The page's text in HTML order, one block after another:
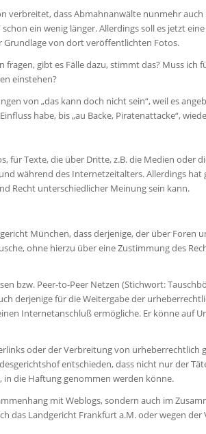
verbreitet, dass Abmahnanwälte nunmehr
ein wenig länger. Allerdings soll es jetzt
Grundlage von dort veröffentlichten Fotos.
gibt es Fälle dazu, stimmt das? Muss ich
einstehen?
von „das kann doch nicht sein“, weil es
habe, bis „au Backe, Piratenattacke“,
für Texte, die über Dritte, z.B. die Medien oder
während des Internetzeitalters. Allerdings
Recht unterschiedlicher Meinung sein kann.
München, dass derjenige, der über Foren
ohne hierzu über eine Zustimmung des
bzw. Peer-to-Peer Netzen (Stichwort:
derjenige für die Weitergabe der
Internetanschluß ermögliche. Er könne auf
oder der Verbreitung von urheberrechtlich
entschieden, dass nicht nur der
die Haftung genommen werden könne.
mit Weblogs, sondern auch im
das Landgericht Frankfurt a.M. oder wegen der